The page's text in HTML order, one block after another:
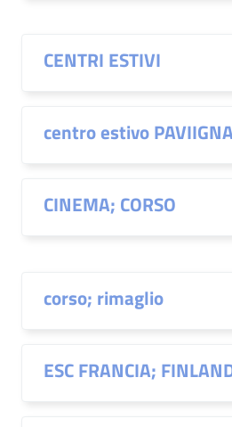
CENTRI ESTIVI
centro estivo
CINEMA; CORSO
corso; rimaglio
ESC FRANCIA;